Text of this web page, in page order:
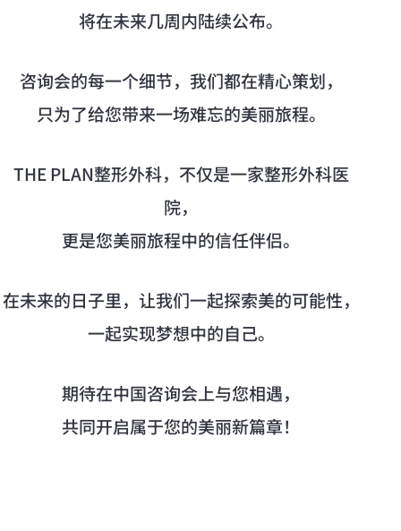
将在未来几周内陆续公布。
咨询会的每一个细节，我们都在精心策划，
只为了给您带来一场难忘的美丽旅程。
THE PLAN整形外科，不仅是一家整形外科医
院，
更是您美丽旅程中的信任伴侣。
在未来的日子里，让我们一起探索美的可能性，
一起实现梦想中的自己。
期待在中国咨询会上与您相遇，
共同开启属于您的美丽新篇章！